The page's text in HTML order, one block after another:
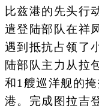
比兹港的先头行
遣登陆部队在祥
遇到抵抗占领了
陆部队主力从拉
和1艘巡洋舰的
港。完成图拉吉